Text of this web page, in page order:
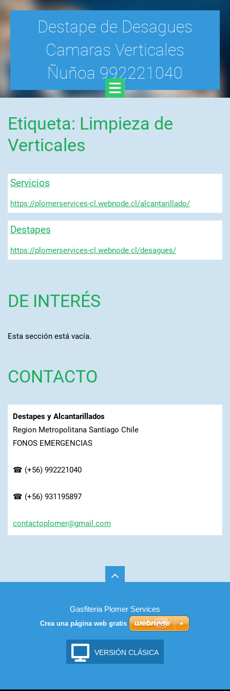
Destape de Desagues
Camaras Verticales
Ñuñoa 992221040
Etiqueta: Limpieza de
Verticales
Servicios
https://plomerservices-cl.webnode.cl/alcantarillado/
Destapes
https://plomerservices-cl.webnode.cl/desagues/
DE INTERÉS
Esta sección está vacía.
CONTACTO
Destapes y Alcantarillados
Region Metropolitana Santiago Chile
FONOS EMERGENCIAS
☎ (+56) 992221040
☎ (+56) 931195897
contactoplomer@gmail.com
Gasfiteria Plomer Services
Crea una página web gratis
VERSIÓN CLÁSICA